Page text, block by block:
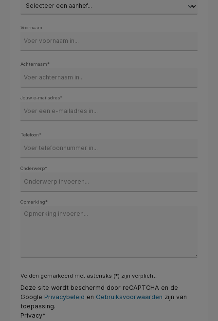
Voornaam
Achternaam*
Jouw e-mailadres*
Telefoon*
Onderwerp*
Opmerking*
Velden gemarkeerd met asterisks (*) zijn verplicht.
Deze site wordt beschermd door reCAPTCHA en de
Google Privacybeleid en Gebruiksvoorwaarden zijn van
toepassing.
Privacy*